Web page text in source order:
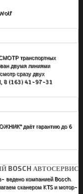
транспортных
двумя линиями
сразу двух
8 (163) 41-97-31
даёт гарантию до 6
АВТОСЕРВИС
ведено компанией Bosch.
сканером KTS и мотор-